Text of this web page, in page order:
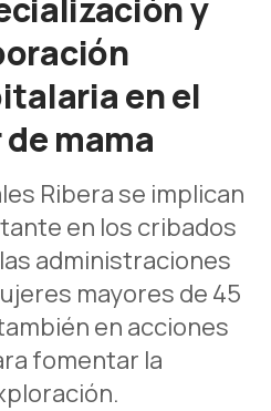
y
en el
mama
Ribera se implican
en los cribados
administraciones
mayores de 45
en acciones
fomentar la